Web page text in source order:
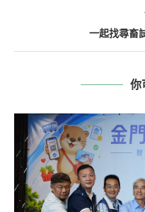
一起找尋畜
你